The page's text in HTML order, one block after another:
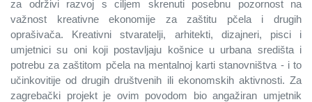
za održivi razvoj s ciljem skrenuti posebnu pozornost na
važnost kreativne ekonomije za zaštitu pčela i drugih
oprašivača. Kreativni stvaratelji, arhitekti, dizajneri, pisci i
umjetnici su oni koji postavljaju košnice u urbana središta i
potrebu za zaštitom pčela na mentalnoj karti stanovništva - i to
učinkovitije od drugih društvenih ili ekonomskih aktivnosti. Za
zagrebački projekt je ovim povodom bio angažiran umjetnik